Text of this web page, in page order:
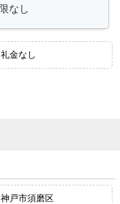
礼金なし
神戸市須磨区